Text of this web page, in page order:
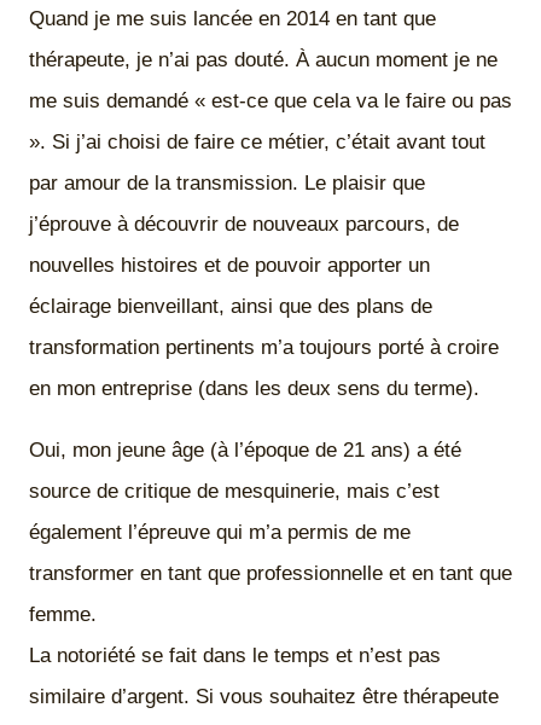
Quand je me suis lancée en 2014 en tant que
thérapeute, je n’ai pas douté. À aucun moment je ne
me suis demandé « est-ce que cela va le faire ou pas
». Si j’ai choisi de faire ce métier, c’était avant tout
par amour de la transmission. Le plaisir que
j’éprouve à découvrir de nouveaux parcours, de
nouvelles histoires et de pouvoir apporter un
éclairage bienveillant, ainsi que des plans de
transformation pertinents m’a toujours porté à croire
en mon entreprise (dans les deux sens du terme).
Oui, mon jeune âge (à l’époque de 21 ans) a été
source de critique de mesquinerie, mais c’est
également l’épreuve qui m’a permis de me
transformer en tant que professionnelle et en tant que
femme.
La notoriété se fait dans le temps et n’est pas
similaire d’argent. Si vous souhaitez être thérapeute